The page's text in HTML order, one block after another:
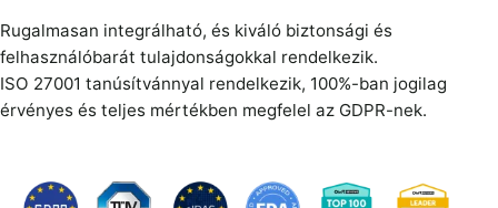
Rugalmasan integrálható, és kiváló biztonsági és
felhasználóbarát tulajdonságokkal rendelkezik.
ISO 27001 tanúsítvánnyal rendelkezik, 100%-ban jogilag
érvényes és teljes mértékben megfelel az GDPR-nek.